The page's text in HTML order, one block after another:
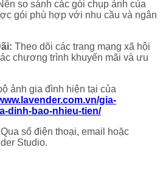
so sánh các gói chụp ảnh của
gói phù hợp với nhu cầu và ngân
Theo dõi các trang mạng xã hội
chương trình khuyến mãi và ưu
ảnh gia đình hiện tại của
gia-
dinh-bao-nhieu-tien/
Qua số điện thoại, email hoặc
Studio.